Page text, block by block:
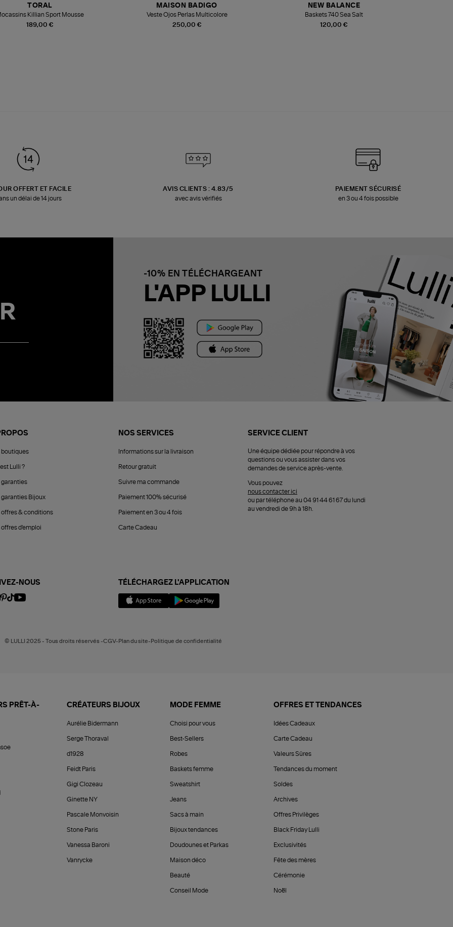
189,00 €
TORAL
Killian Sport Mousse
250,00 €
MAISON BADIGO
Veste Ojos Perlas Multicolore
120,00 €
NEW BALANCE
Baskets 740 Sea Salt
OFFERT ET FACILE
un délai de 14 jours
AVIS CLIENTS : 4.83/5
avec avis vérifiés
PAIEMENT SÉCURISÉ
en 3 ou 4 fois possible
-10% EN TÉLÉCHARGEANT
L'APP LULLI
boutiques
Lulli ?
garanties
garanties Bijoux
offres & conditions
offres d'emploi
NOS SERVICES
Informations sur la livraison
Retour gratuit
Suivre ma commande
Paiement 100% sécurisé
Paiement en 3 ou 4 fois
Carte Cadeau
SERVICE CLIENT
Une équipe dédiée pour répondre à vos
questions ou vous assister dans vos
demandes de service après-vente.
Vous pouvez
nous contacter ici
ou par téléphone au 04 91 44 61 67 du lundi
au vendredi de 9h à 18h.
NOUS TÉLÉCHARGEZ L'APPLICATION
© LULLI 2025 - Tous droits réservés -CGV-Plan du site-Politique de confidentialité
PRÊT-À-
CRÉATEURS BIJOUX
Aurélie Bidermann
Serge Thoraval
d1928
Feidt Paris
Gigi Clozeau
Ginette NY
Pascale Monvoisin
Stone Paris
Vanessa Baroni
Vanrycke
MODE FEMME
Choisi pour vous
Best-Sellers
Robes
Baskets femme
Sweatshirt
Jeans
Sacs à main
Bijoux tendances
Doudounes et Parkas
Maison déco
Beauté
Conseil Mode
OFFRES ET TENDANCES
Idées Cadeaux
Carte Cadeau
Valeurs Sûres
Tendances du moment
Soldes
Archives
Offres Privilèges
Black Friday Lulli
Exclusivités
Fête des mères
Cérémonie
Noël